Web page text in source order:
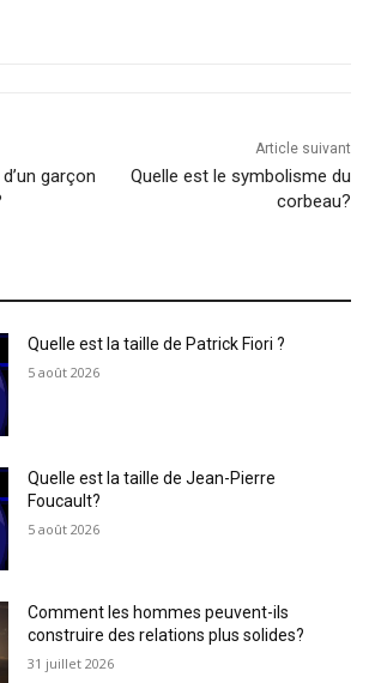
garçon
Article suivant
Quelle est le symbolisme du
corbeau?
Quelle est la taille de Patrick Fiori ?
5 août 2026
Quelle est la taille de Jean-Pierre
Foucault?
5 août 2026
Comment les hommes peuvent-ils
construire des relations plus solides?
31 juillet 2026